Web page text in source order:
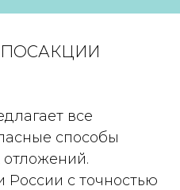
все
способы
с точностью